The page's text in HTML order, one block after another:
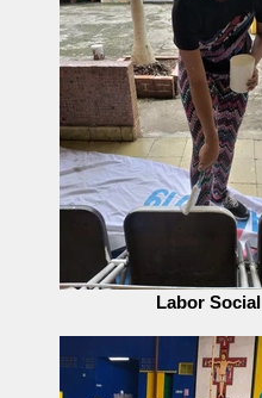
Labor Social